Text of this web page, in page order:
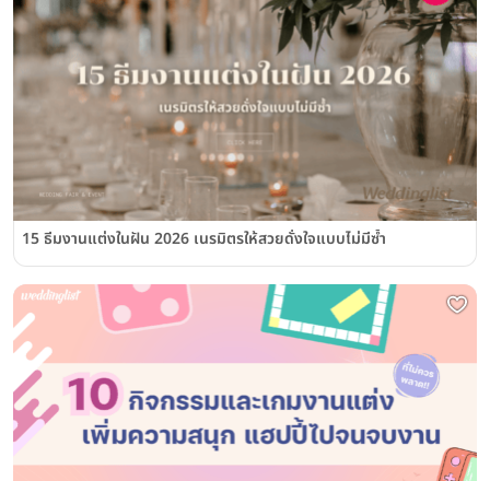
15 ธีมงานแต่งในฝัน 2026 เนรมิตรให้สวยดั่งใจแบบไม่มีซ้ำ